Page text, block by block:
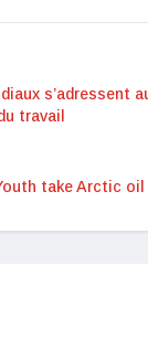
s’adressent
travail
take Arctic